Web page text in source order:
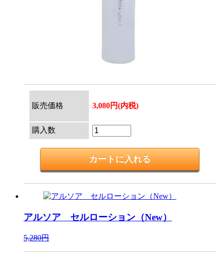
販売価格 3,080円(内税)
購入数
アルソア セルローション（New）
5,280円